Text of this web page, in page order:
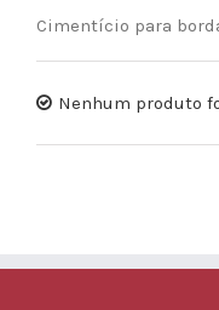
Cimentício para
Nenhum produto